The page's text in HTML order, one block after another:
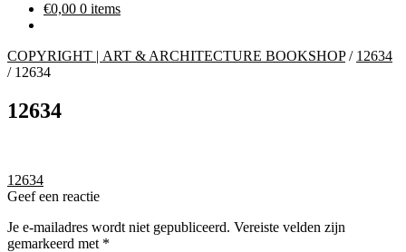
€0,00 0 items
COPYRIGHT | ART & ARCHITECTURE BOOKSHOP/ 12634
/ 12634
12634
Bericht
navigatie
Vorig
bericht:
12634
Geef een reactie
Je e-mailadres wordt niet gepubliceerd. Vereiste velden zijn
gemarkeerd met *